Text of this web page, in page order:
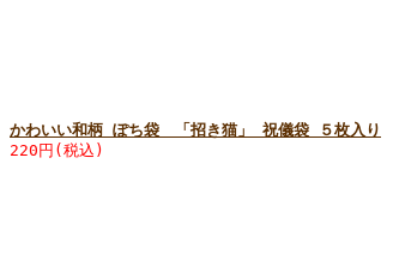
かわいい和柄 ぽち袋 「招き猫」 祝儀袋 ５枚入り
220円(税込)